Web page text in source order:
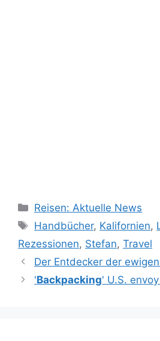
Kategorien
Reisen: Aktuelle News
Schlagwörter
Handbücher, Kalifornien,
Rezessionen, Stefan, Travel
Der Entdecker der
'Backpacking' U.S.